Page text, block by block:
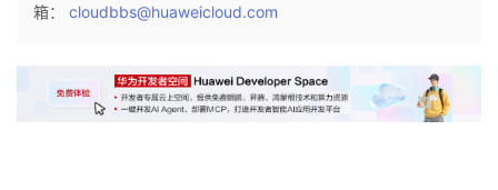
箱： cloudbbs@huaweicloud.com